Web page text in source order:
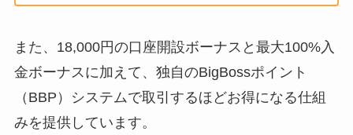
また、18,000円の口座開設ボーナスと最大100%入
金ボーナスに加えて、独自のBigBossポイント
（BBP）システムで取引するほどお得になる仕組
みを提供しています。